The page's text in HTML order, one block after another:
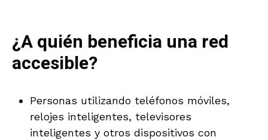
¿A quién beneficia una red
accesible?
Personas utilizando teléfonos móviles,
relojes inteligentes, televisores
inteligentes y otros dispositivos con